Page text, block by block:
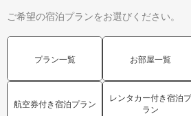
ご希望の宿泊プランをお選びください。
プラン一覧 お部屋一覧
航空券付き宿泊プラン
レンタカー付き宿泊プ
ラン